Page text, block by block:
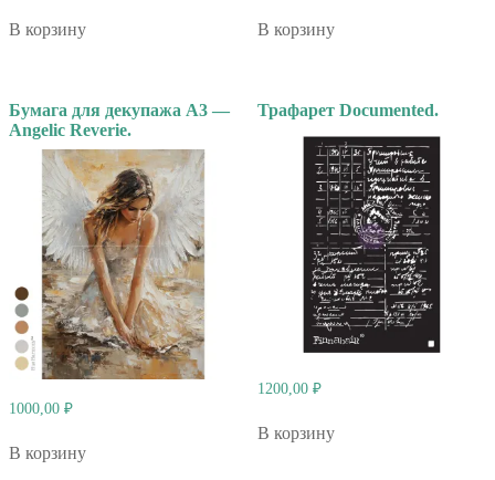
В корзину В корзину
Бумага для декупажа А3 —
Angelic Reverie.
1000,00 ₽
В корзину
Трафарет Documented.
1200,00 ₽
В корзину